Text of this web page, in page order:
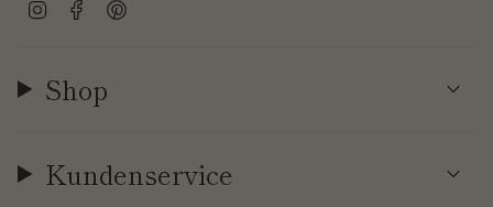
InstagramFacebook
Shop
Kundenservice